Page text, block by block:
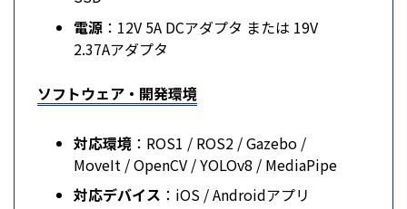
電源 ：12V 5A DCアダプタ または 19V
2.37Aアダプタ
ソフトウェア・開発環境
対応環境 ：ROS1 / ROS2 / Gazebo /
MoveIt / OpenCV / YOLOv8 / MediaPipe
対応デバイス ：iOS / Androidアプリ